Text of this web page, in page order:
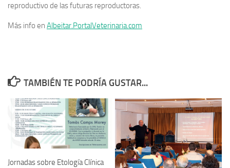
reproductivo de las futuras reproductoras.
Más info en Albeitar.PortalVeterinaria.com
TAMBIÉN TE PODRÍA GUSTAR...
Jornadas sobre Etología Clínica